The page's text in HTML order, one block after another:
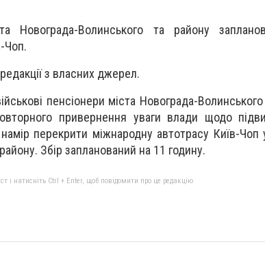
Новограда-Волинського та району
Чоп.
з власних джерел.
пенсіонери міста Новограда-
привернення уваги влади щодо
перекрити міжнародну автотрасу Київ-Чоп
Збір запланований на 11 годину.
і натисніть Ctrl + Enter, щоб повідомити про це редакцію